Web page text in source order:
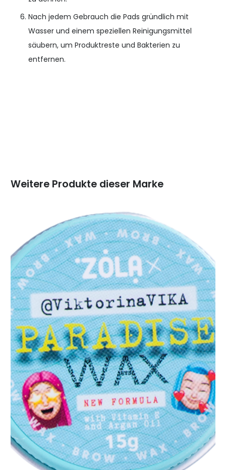
Nach jedem Gebrauch die Pads gründlich mit
Wasser und einem speziellen Reinigungsmittel
säubern, um Produktreste und Bakterien zu
entfernen.
Weitere Produkte dieser Marke